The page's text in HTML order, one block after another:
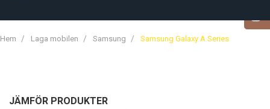
Hem Laga mobilen Samsung Samsung Galaxy A Series
JÄMFÖR PRODUKTER